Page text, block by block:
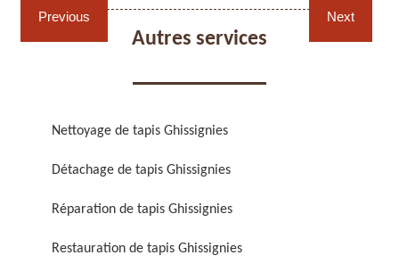
chaises et sièges 59
et sièges 59
Réparation de fauteuil,
Réfection de fauteuil,
Previous Next
Autres services
Nettoyage de tapis Ghissignies
Détachage de tapis Ghissignies
Réparation de tapis Ghissignies
Restauration de tapis Ghissignies